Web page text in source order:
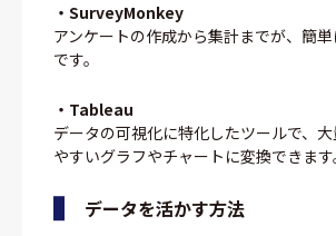
・SurveyMonkey
アンケートの作成から集計までが、簡
です。
・Tableau
データの可視化に特化したツールで、
やすいグラフやチャートに変換できます
データを活かす方法